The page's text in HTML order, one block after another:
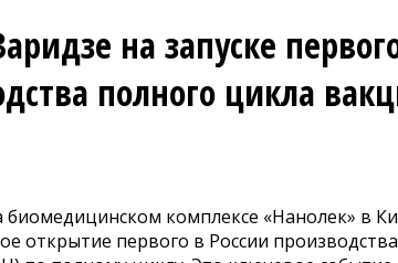
на запуске
полного цикла
биомедицинском комплексе «Нанолек» в
открытие первого в России